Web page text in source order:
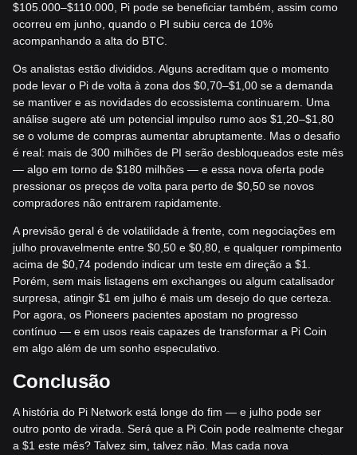
$105.000–$110.000, Pi pode se beneficiar também, assim como
ocorreu em junho, quando o PI subiu cerca de 10%
acompanhando a alta do BTC.
Os analistas estão divididos. Alguns acreditam que o momento
pode levar o Pi de volta à zona dos $0,70–$1,00 se a demanda
se mantiver e as novidades do ecossistema continuarem. Uma
análise sugere até um potencial impulso rumo aos $1,20–$1,80
se o volume de compras aumentar abruptamente. Mas o desafio
é real: mais de 300 milhões de PI serão desbloqueados este mês
— algo em torno de $180 milhões — e essa nova oferta pode
pressionar os preços de volta para perto de $0,50 se novos
compradores não entrarem rapidamente.
A previsão geral é de volatilidade à frente, com negociações em
julho provavelmente entre $0,50 e $0,80, e qualquer rompimento
acima de $0,74 podendo indicar um teste em direção a $1.
Porém, sem mais listagens em exchanges ou algum catalisador
surpresa, atingir $1 em julho é mais um desejo do que certeza.
Por agora, os Pioneers pacientes apostam no progresso
contínuo — e em usos reais capazes de transformar a Pi Coin
em algo além de um sonho especulativo.
Conclusão
A história do Pi Network está longe do fim — e julho pode ser
outro ponto de virada. Será que a Pi Coin pode realmente chegar
a $1 este mês? Talvez sim, talvez não. Mas cada nova